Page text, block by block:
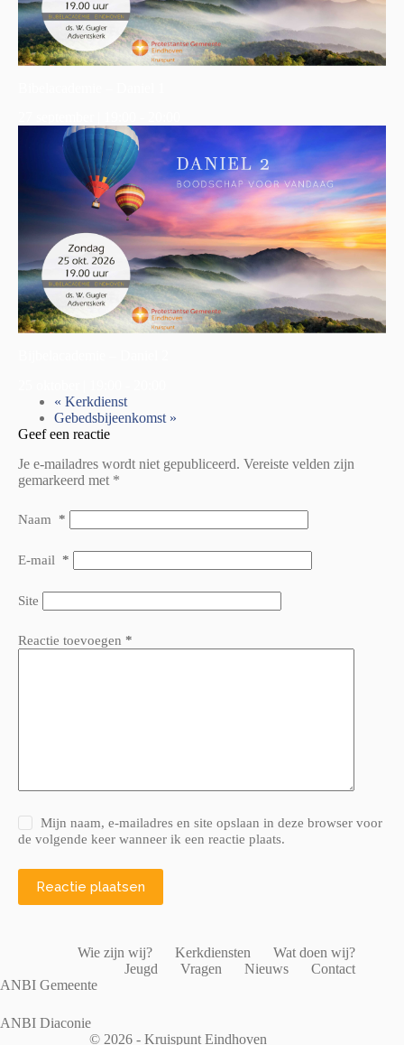
« Kerkdienst
Gebedsbijeenkomst »
Geef een reactie
Je e-mailadres wordt niet gepubliceerd. Vereiste velden zijn
gemarkeerd met *
Naam *
E-mail *
Site
Reactie toevoegen *
Mijn naam, e-mailadres en site opslaan in deze browser voor
de volgende keer wanneer ik een reactie plaats.
Reactie plaatsen
Wie zijn wij? Kerkdiensten
Wat doen wij?
Jeugd
Vragen Nieuws
Contact
ANBI Gemeente
ANBI Diaconie
© 2026 - Kruispunt Eindhoven